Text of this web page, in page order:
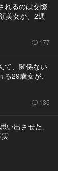
れるのは交際
美女が、2週
177
て、関係ない
29歳女が、
135
い出させた、